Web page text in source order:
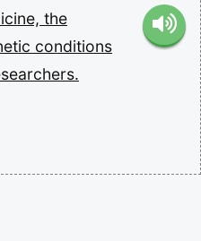
the
conditions